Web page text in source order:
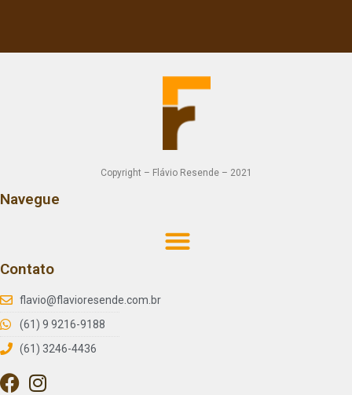
Copyright – Flávio Resende – 2021
Navegue
Contato
flavio@flavioresende.com.br
(61) 9 9216-9188
(61) 3246-4436